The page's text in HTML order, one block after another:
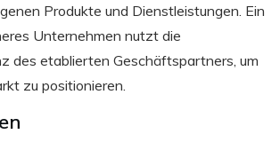
Produkte und Dienstleistungen. Ein
Unternehmen nutzt die
des etablierten Geschäftspartners, um
zu positionieren.